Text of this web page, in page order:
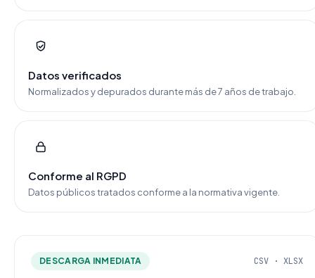
Datos verificados
Normalizados y depurados durante más de 7 años de trabajo.
Conforme al RGPD
Datos públicos tratados conforme a la normativa vigente.
DESCARGA INMEDIATA CSV · XLSX